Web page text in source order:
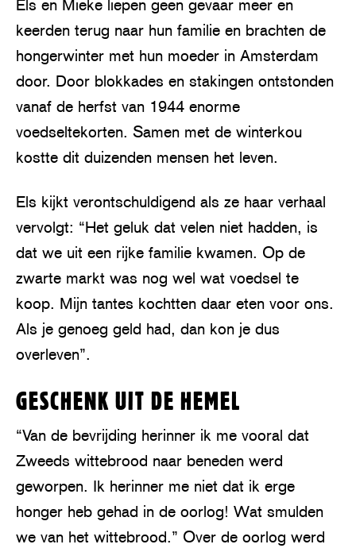
Els en Mieke liepen geen gevaar meer en
keerden terug naar hun familie en brachten de
hongerwinter met hun moeder in Amsterdam
door. Door blokkades en stakingen ontstonden
vanaf de herfst van 1944 enorme
voedseltekorten. Samen met de winterkou
kostte dit duizenden mensen het leven.
Els kijkt verontschuldigend als ze haar verhaal
vervolgt: “Het geluk dat velen niet hadden, is
dat we uit een rijke familie kwamen. Op de
zwarte markt was nog wel wat voedsel te
koop. Mijn tantes kochtten daar eten voor ons.
Als je genoeg geld had, dan kon je dus
overleven”.
GESCHENK UIT DE HEMEL
“Van de bevrijding herinner ik me vooral dat
Zweeds wittebrood naar beneden werd
geworpen. Ik herinner me niet dat ik erge
honger heb gehad in de oorlog! Wat smulden
we van het wittebrood.” Over de oorlog werd